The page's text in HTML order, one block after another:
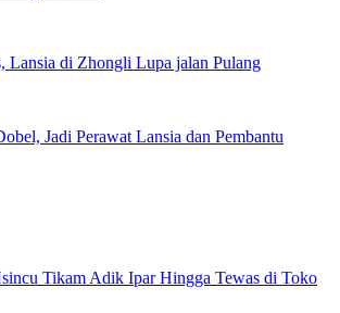
Lansia di Zhongli Lupa jalan Pulang
Jadi Perawat Lansia dan Pembantu
Tikam Adik Ipar Hingga Tewas di Toko